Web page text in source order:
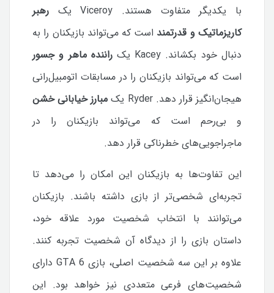
با یکدیگر متفاوت هستند. Viceroy یک
رهبر
کاریزماتیک و قدرتمند است که می‌تواند بازیکنان را به
دنبال خود بکشاند. Kacey یک
راننده ماهر و جسور
است که می‌تواند بازیکنان را در مسابقات اتومبیل‌رانی
هیجان‌انگیز قرار دهد. Ryder یک
مبارز خیابانی خشن
و بی‌رحم است که می‌تواند بازیکنان را در
ماجراجویی‌های خطرناکی قرار دهد.
این تفاوت‌ها به بازیکنان این امکان را می‌دهد تا
تجربه‌ای شخصی‌تر از بازی داشته باشند. بازیکنان
می‌توانند با انتخاب شخصیت مورد علاقه خود،
داستان بازی را از دیدگاه آن شخصیت تجربه کنند.
علاوه بر این سه شخصیت اصلی، بازی GTA 6 دارای
شخصیت‌های فرعی متعددی نیز خواهد بود. این